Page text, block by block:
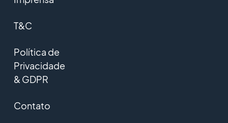
T&C
Política de
Privacidade
& GDPR
Contato